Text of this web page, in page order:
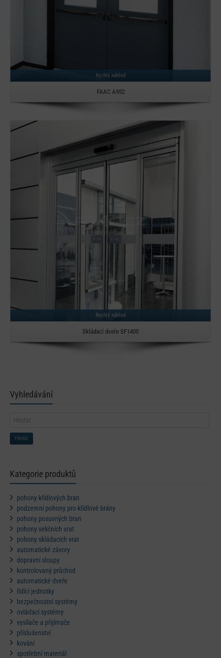
Rychlý náhled
FAAC A952
Detail
Rychlý náhled
Skládací dveře SF1400
Vyhledávání
Hledat
Kategorie produktů
pohony křídlových bran
podzemní pohony pro křídlové brány
pohony posuvných bran
pohony sekčních vrat
pohony skládacích vrat
automatické závory
dopravní sloupy
kontrolovaný průchod
automatické dveře
řídící jednotky
bezpečnostní systémy
ovládací systémy
vysílače a přijímače
příslušenství
kování
spotřební materiál